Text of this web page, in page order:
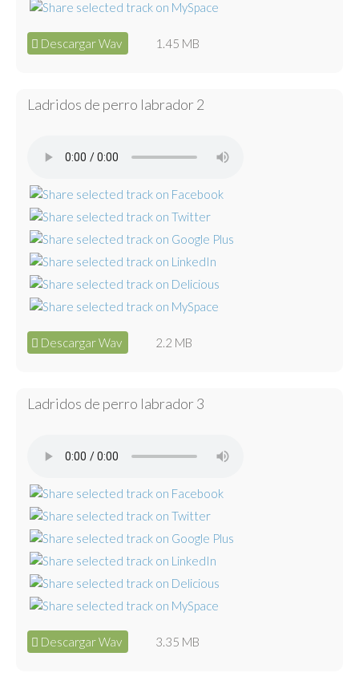
Descargar Wav 1.45 MB
Ladridos de perro labrador 2
Descargar Wav 2.2 MB
Ladridos de perro labrador 3
Descargar Wav 3.35 MB